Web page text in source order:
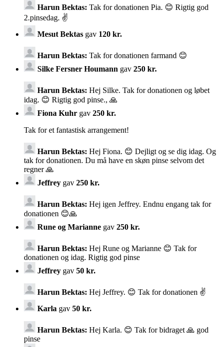
Harun Bektas: Tak for donationen Pia. 😊 Rigtig god
2.pinsedag. ✌️
Mesut Bektas gav 120 kr.
Harun Bektas: Tak for donationen farmand 😊
Silke Fersner Houmann gav 250 kr.
Harun Bektas: Hej Silke. Tak for donationen og løbet
idag. 😊 Rigtig god pinse., 🙏
Fiona Kuhr gav 250 kr.
Tak for et fantastisk arrangement!
Harun Bektas: Hej Fiona. 😊 Dejligt og se dig idag. Og
tak for donationen. Du må have en skøn pinse selvom det
regner 🙏
Jeffrey gav 250 kr.
Harun Bektas: Hej igen Jeffrey. Endnu engang tak for
donationen 😊🙏
Rune og Marianne gav 250 kr.
Harun Bektas: Hej Rune og Marianne 😊 Tak for
donationen og idag. Rigtig god pinse
Jeffrey gav 50 kr.
Harun Bektas: Hej Jeffrey. 😊 Tak for donationen ✌️
Karla gav 50 kr.
Harun Bektas: Hej Karla. 😊 Tak for bidraget 🙏 god
pinse